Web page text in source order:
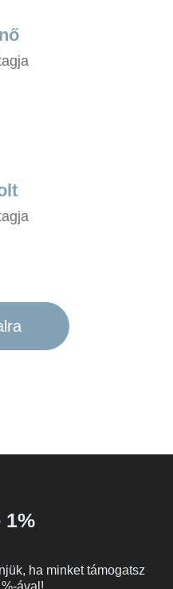
1%
ha minket támogatsz
ával!